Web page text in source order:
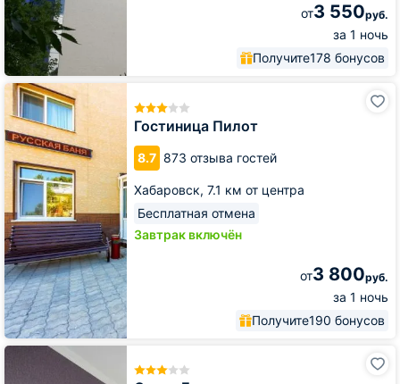
от3 550руб.
за 1 ночь
Получите178 бонусов
Гостиница Пилот
8.7 873 отзыва гостей
Хабаровск, 7.1 км от центра
Бесплатная отмена
Завтрак включён
от3 800руб.
за 1 ночь
Получите190 бонусов
Гостиница
Пилот
Отель